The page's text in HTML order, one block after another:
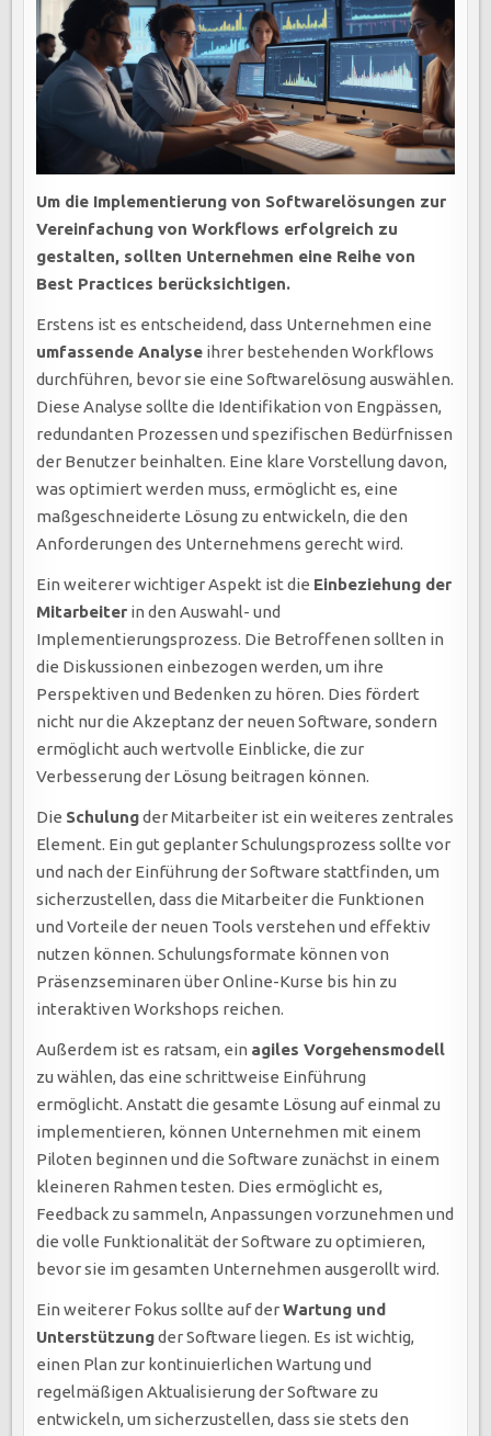
Um die Implementierung von Softwarelösungen zur
Vereinfachung von Workflows erfolgreich zu
gestalten, sollten Unternehmen eine Reihe von
Best Practices berücksichtigen.
Erstens ist es entscheidend, dass Unternehmen eine
umfassende Analyse ihrer bestehenden Workflows
durchführen, bevor sie eine Softwarelösung auswählen.
Diese Analyse sollte die Identifikation von Engpässen,
redundanten Prozessen und spezifischen Bedürfnissen
der Benutzer beinhalten. Eine klare Vorstellung davon,
was optimiert werden muss, ermöglicht es, eine
maßgeschneiderte Lösung zu entwickeln, die den
Anforderungen des Unternehmens gerecht wird.
Ein weiterer wichtiger Aspekt ist die Einbeziehung der
Mitarbeiter in den Auswahl- und
Implementierungsprozess. Die Betroffenen sollten in
die Diskussionen einbezogen werden, um ihre
Perspektiven und Bedenken zu hören. Dies fördert
nicht nur die Akzeptanz der neuen Software, sondern
ermöglicht auch wertvolle Einblicke, die zur
Verbesserung der Lösung beitragen können.
Die Schulungder Mitarbeiter ist ein weiteres zentrales
Element. Ein gut geplanter Schulungsprozess sollte vor
und nach der Einführung der Software stattfinden, um
sicherzustellen, dass die Mitarbeiter die Funktionen
und Vorteile der neuen Tools verstehen und effektiv
nutzen können. Schulungsformate können von
Präsenzseminaren über Online-Kurse bis hin zu
interaktiven Workshops reichen.
Außerdem ist es ratsam, ein agiles Vorgehensmodell
zu wählen, das eine schrittweise Einführung
ermöglicht. Anstatt die gesamte Lösung auf einmal zu
implementieren, können Unternehmen mit einem
Piloten beginnen und die Software zunächst in einem
kleineren Rahmen testen. Dies ermöglicht es,
Feedback zu sammeln, Anpassungen vorzunehmen und
die volle Funktionalität der Software zu optimieren,
bevor sie im gesamten Unternehmen ausgerollt wird.
Ein weiterer Fokus sollte auf derWartung und
Unterstützungder Software liegen. Es ist wichtig,
einen Plan zur kontinuierlichen Wartung und
regelmäßigen Aktualisierung der Software zu
entwickeln, um sicherzustellen, dass sie stets den